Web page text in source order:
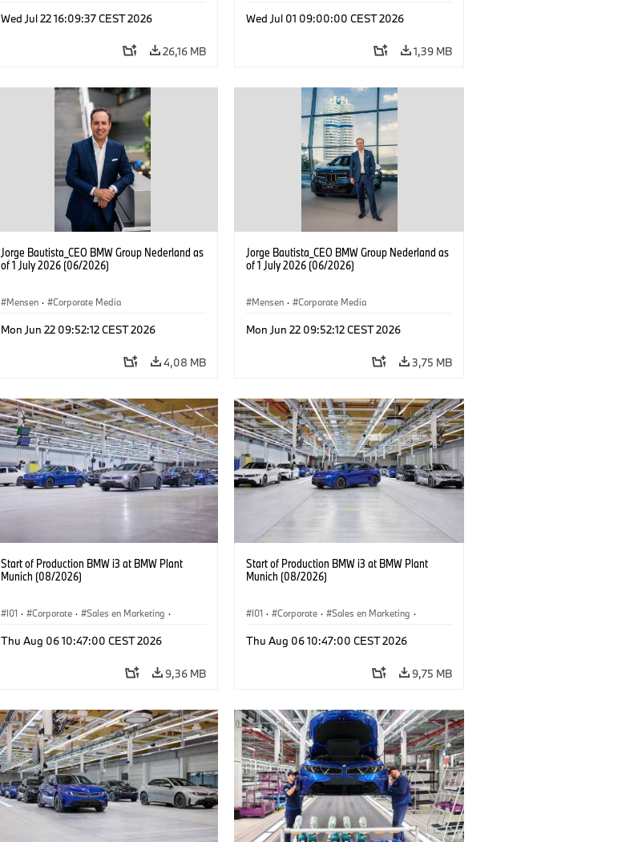
Wed Jul 22 16:09:37 CEST 2026
26,16 MB
Wed Jul 01 09:00:00 CEST 2026
1,39 MB
Jorge Bautista_CEO BMW Group Nederland as
of 1 July 2026 (06/2026)
Mensen · Corporate Media
Mon Jun 22 09:52:12 CEST 2026
4,08 MB
Jorge Bautista_CEO BMW Group Nederland as
of 1 July 2026 (06/2026)
Mensen · Corporate Media
Mon Jun 22 09:52:12 CEST 2026
3,75 MB
Start of Production BMW i3 at BMW Plant
Munich (08/2026)
I01 · Corporate · Sales en Marketing ·
Thu Aug 06 10:47:00 CEST 2026
9,36 MB
Start of Production BMW i3 at BMW Plant
Munich (08/2026)
I01 · Corporate · Sales en Marketing ·
Thu Aug 06 10:47:00 CEST 2026
9,75 MB